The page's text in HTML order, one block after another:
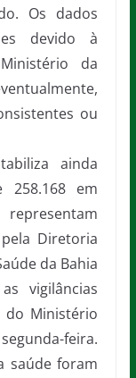
Os dados
devido à
da
ou
ainda
258.168 em
Diretoria
da Bahia
vigilâncias
do Ministério
feira.
saúde foram